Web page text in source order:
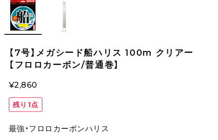
【7号】メガシード船ハリス 100m クリアー
【フロロカーボン/普通巻】
¥2,860
残り1点
最強・フロロカーボンハリス